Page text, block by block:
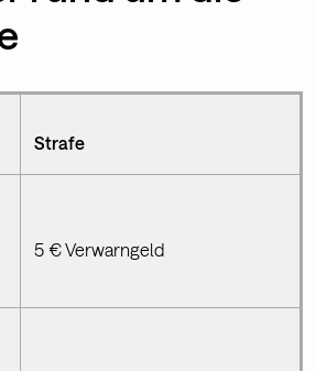
Strafe
5 € Verwarngeld